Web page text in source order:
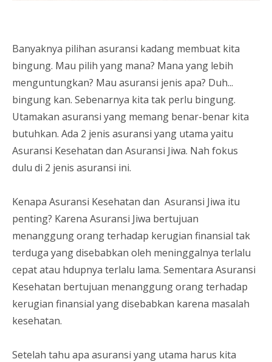
Banyaknya pilihan asuransi kadang membuat kita
bingung. Mau pilih yang mana? Mana yang lebih
menguntungkan? Mau asuransi jenis apa? Duh...
bingung kan. Sebenarnya kita tak perlu bingung.
Utamakan asuransi yang memang benar-benar kita
butuhkan. Ada 2 jenis asuransi yang utama yaitu
Asuransi Kesehatan dan Asuransi Jiwa. Nah fokus
dulu di 2 jenis asuransi ini.
Kenapa Asuransi Kesehatan dan Asuransi Jiwa itu
penting? Karena Asuransi Jiwa bertujuan
menanggung orang terhadap kerugian finansial tak
terduga yang disebabkan oleh meninggalnya terlalu
cepat atau hdupnya terlalu lama. Sementara Asuransi
Kesehatan bertujuan menanggung orang terhadap
kerugian finansial yang disebabkan karena masalah
kesehatan.
Setelah tahu apa asuransi yang utama harus kita